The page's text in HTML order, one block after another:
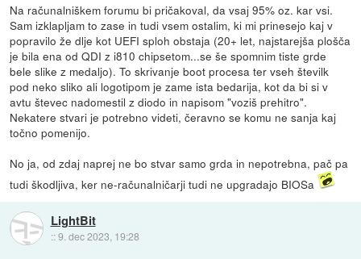
Na računalniškem forumu bi pričakoval, da vsaj 95% oz. kar vsi.
Sam izklapljam to zase in tudi vsem ostalim, ki mi prinesejo kaj v
popravilo že dlje kot UEFI sploh obstaja (20+ let, najstarejša plošča
je bila ena od QDI z i810 chipsetom...se še spomnim tiste grde
bele slike z medaljo). To skrivanje boot procesa ter vseh številk
pod neko sliko ali logotipom je zame ista bedarija, kot da bi si v
avtu števec nadomestil z diodo in napisom "voziš prehitro".
Nekatere stvari je potrebno videti, čeravno se komu ne sanja kaj
točno pomenijo.
No ja, od zdaj naprej ne bo stvar samo grda in nepotrebna, pač pa
tudi škodljiva, ker ne-računalničarji tudi ne upgradajo BIOSa
LightBit
::9. dec 2023, 19:28